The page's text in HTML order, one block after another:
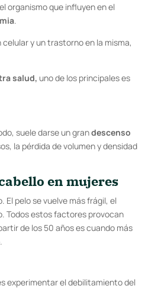
organismo que influyen en el
.
y un trastorno en la misma,
salud, uno de los principales es
suele darse un grandescenso
la pérdida de volumen y densidad
en mujeres
pelo se vuelve más frágil, el
Todos estos factores provocan
de los 50 años es cuando más
experimentar el debilitamiento del